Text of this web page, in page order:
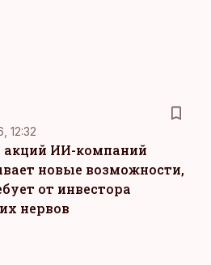
12:32
акций ИИ-компаний
новые возможности,
от инвестора
нервов